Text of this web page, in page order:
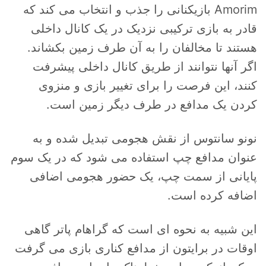
Amorim بازیکنانی را جذب و انتخاب می کند که
قادر به بازی ترکیبی نزدیک در یک کانال داخلی
هستند تا مخالفان را به آن طرف زمین بکشاند.
اگر آنها نتوانند از طریق کانال داخلی پیشرفت
کنند، این فرصت را برای تغییر بازی و منزوی
کردن یک مدافع در طرف دیگر زمین است.
نونو سانتوس از نقش هجومی تبدیل شده و به
عنوان مدافع چپ استفاده می شود که در یک سوم
پایانی از سمت چپ، یک حضور هجومی اضافی
اضافه کرده است.
این شبیه به نحوه ای است که گراهام پاتر گاهی
اوقات در برایتون از مدافع کناری بازی می گرفت